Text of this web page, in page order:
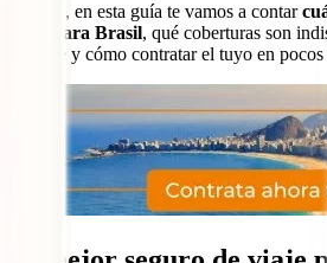
Por eso, en esta guía te vamos a contar
viaje para Brasil, qué coberturas son
costarte y cómo contratar el tuyo en